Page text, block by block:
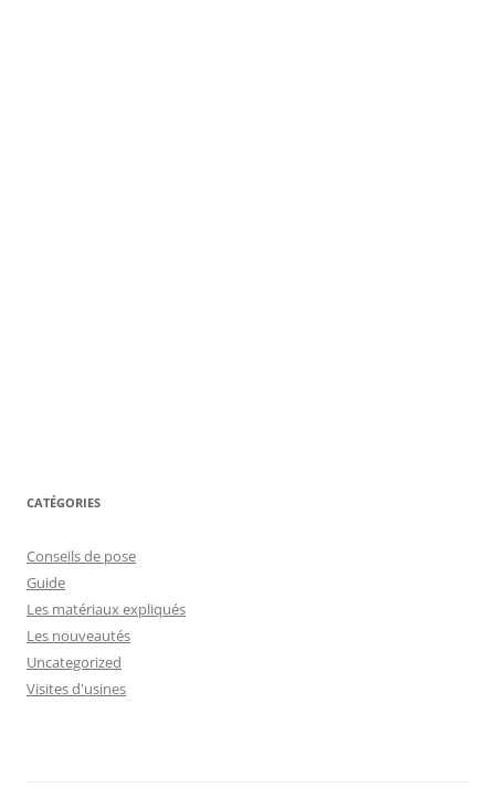
CATÉGORIES
Conseils de pose
Guide
Les matériaux expliqués
Les nouveautés
Uncategorized
Visites d'usines